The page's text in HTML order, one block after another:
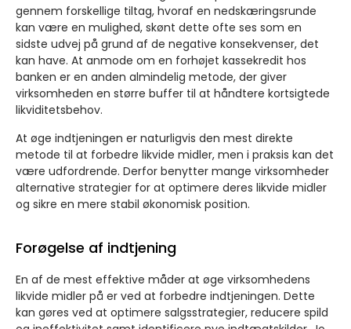
gennem forskellige tiltag, hvoraf en nedskæringsrunde
kan være en mulighed, skønt dette ofte ses som en
sidste udvej på grund af de negative konsekvenser, det
kan have. At anmode om en forhøjet kassekredit hos
banken er en anden almindelig metode, der giver
virksomheden en større buffer til at håndtere kortsigtede
likviditetsbehov.
At øge indtjeningen er naturligvis den mest direkte
metode til at forbedre likvide midler, men i praksis kan det
være udfordrende. Derfor benytter mange virksomheder
alternative strategier for at optimere deres likvide midler
og sikre en mere stabil økonomisk position.
Forøgelse af indtjening
En af de mest effektive måder at øge virksomhedens
likvide midler på er ved at forbedre indtjeningen. Dette
kan gøres ved at optimere salgsstrategier, reducere spild